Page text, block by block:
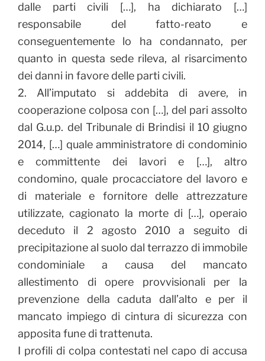
dalle parti civili […], ha dichiarato […]
responsabile del fatto-reato e
conseguentemente lo ha condannato, per
quanto in questa sede rileva, al risarcimento
dei danni in favore delle parti civili.
2. All’imputato si addebita di avere, in
cooperazione colposa con […], del pari assolto
dal G.u.p. del Tribunale di Brindisi il 10 giugno
2014, […] quale amministratore di condominio
e committente dei lavori e […], altro
condomino, quale procacciatore del lavoro e
di materiale e fornitore delle attrezzature
utilizzate, cagionato la morte di […], operaio
deceduto il 2 agosto 2010 a seguito di
precipitazione al suolo dal terrazzo di immobile
condominiale a causa del mancato
allestimento di opere provvisionali per la
prevenzione della caduta dall’alto e per il
mancato impiego di cintura di sicurezza con
apposita fune di trattenuta.
I profili di colpa contestati nel capo di accusa